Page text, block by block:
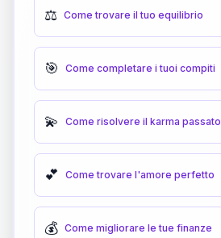
⚖️ Come trovare il tuo equilibrio
🎯 Come completare i tuoi compiti
💫 Come risolvere il karma passato
💕 Come trovare l'amore perfetto
💰 Come migliorare le tue finanze